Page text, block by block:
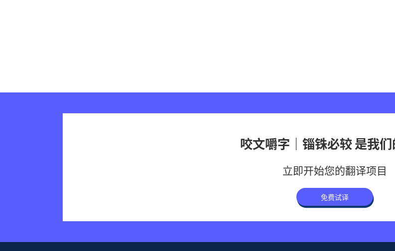
咬文嚼字｜锱铢必较 是我
立即开始您的翻译项目
免费试译